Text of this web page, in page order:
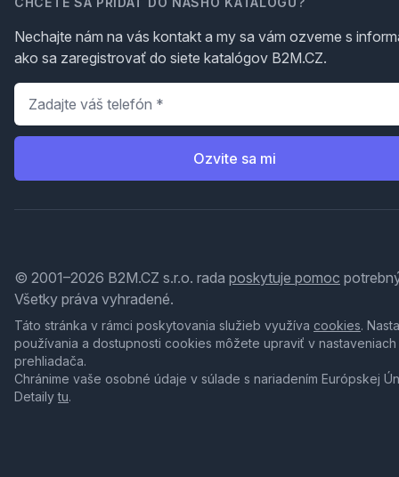
Nechajte nám na vás kontakt a my sa vám ozveme s
ako sa zaregistrovať do siete katalógov B2M.CZ.
Telefón
Ozvite sa mi
© 2001–2026 B2M.CZ s.r.o. rada poskytuje pomoc
Všetky práva vyhradené.
Táto stránka v rámci poskytovania služieb využíva cookies.
používania a dostupnosti cookies môžete upraviť v nastaveniach
prehliadača.
Chránime vaše osobné údaje v súlade s nariadením Európskej
Detailytu.